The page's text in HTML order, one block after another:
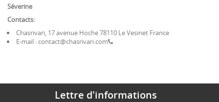
Séverine
Contacts:
Chasrivari, 17 avenue Hoche 78110 Le Vesinet France
E-mail :contact@chasrivari.com
Lettre d'informations